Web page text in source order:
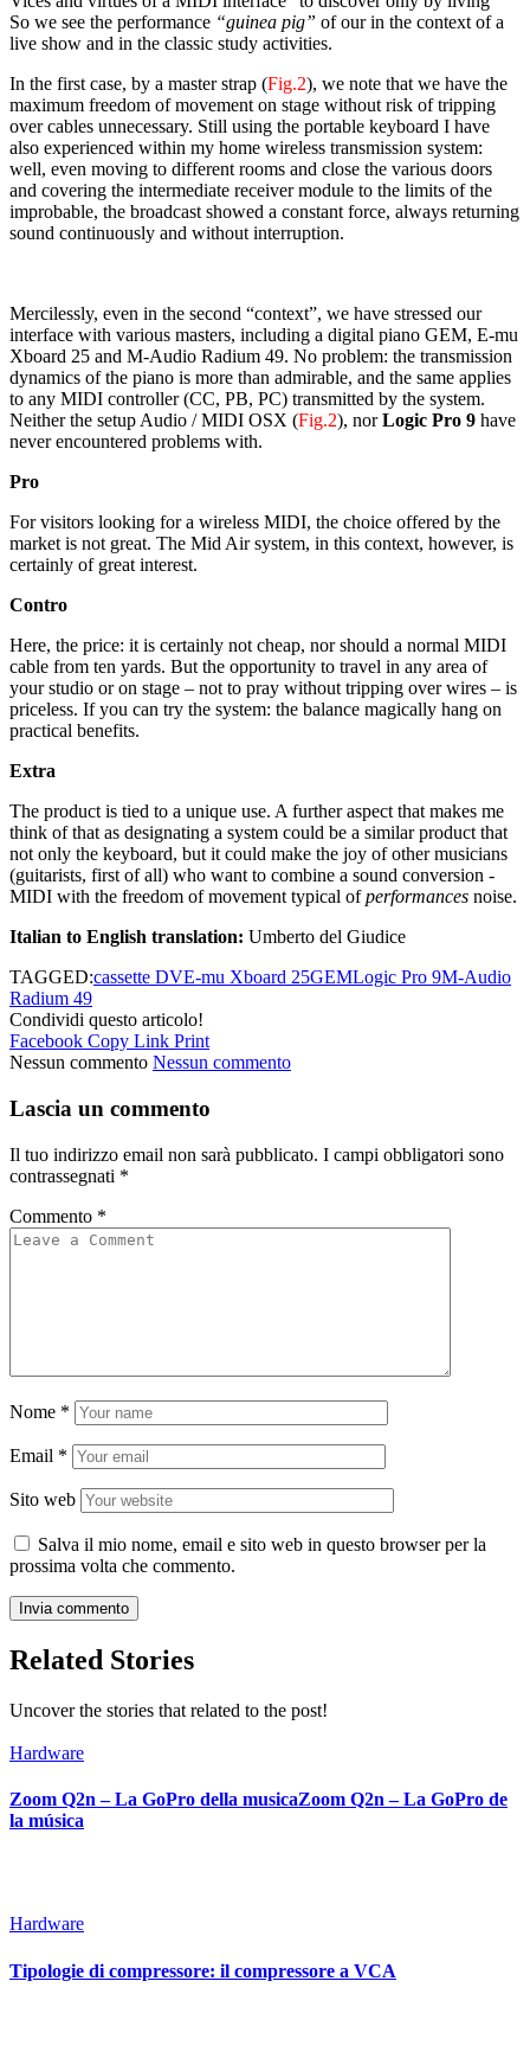
So we see the performance “guinea pig” of our in the context of a
live show and in the classic study activities.
In the first case, by a master strap (Fig.2), we note that we have the
maximum freedom of movement on stage without risk of tripping
over cables unnecessary. Still using the portable keyboard I have
also experienced within my home wireless transmission system:
well, even moving to different rooms and close the various doors
and covering the intermediate receiver module to the limits of the
improbable, the broadcast showed a constant force, always returning
sound continuously and without interruption.
Mercilessly, even in the second “context”, we have stressed our
interface with various masters, including a digital piano GEM, E-mu
Xboard 25 and M-Audio Radium 49. No problem: the transmission
dynamics of the piano is more than admirable, and the same applies
to any MIDI controller (CC, PB, PC) transmitted by the system.
Neither the setup Audio / MIDI OSX (Fig.2), norLogic Pro 9 have
never encountered problems with.
Pro
For visitors looking for a wireless MIDI, the choice offered by the
market is not great. The Mid Air system, in this context, however, is
certainly of great interest.
Contro
Here, the price: it is certainly not cheap, nor should a normal MIDI
cable from ten yards. But the opportunity to travel in any area of
your studio or on stage – not to pray without tripping over wires – is
priceless. If you can try the system: the balance magically hang on
practical benefits.
Extra
The product is tied to a unique use. A further aspect that makes me
think of that as designating a system could be a similar product that
not only the keyboard, but it could make the joy of other musicians
(guitarists, first of all) who want to combine a sound conversion -
MIDI with the freedom of movement typical ofperformances noise.
Italian to English translation: Umberto del Giudice
TAGGED:cassette DVE-mu Xboard 25GEMLogic Pro 9M-Audio
Radium 49
Condividi questo articolo!
Facebook Copy Link Print
Nessun commento Nessun commento
Lascia un commento
Il tuo indirizzo email non sarà pubblicato. I campi obbligatori sono
contrassegnati *
Commento *
Nome *
Email *
Sito web
Salva il mio nome, email e sito web in questo browser per la
prossima volta che commento.
Related Stories
Uncover the stories that related to the post!
Hardware
Zoom Q2n – La GoPro della musicaZoom Q2n – La GoPro de
la música
Hardware
Tipologie di compressore: il compressore a VCA